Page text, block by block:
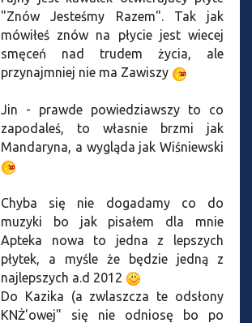
"Znów Jesteśmy Razem". Tak jak
mówiłeś znów na płycie jest wiecej
smęceń nad trudem życia, ale
przynajmniej nie ma Zawiszy
Jin - prawde powiedziawszy to co
zapodaleś, to własnie brzmi jak
Mandaryna, a wygląda jak Wiśniewski
Chyba się nie dogadamy co do
muzyki bo jak pisałem dla mnie
Apteka nowa to jedna z lepszych
płytek, a myśle że będzie jedną z
najlepszych a.d 2012
Do Kazika (a zwlaszcza te odsłony
KNŻ'owej" się nie odniosę bo po